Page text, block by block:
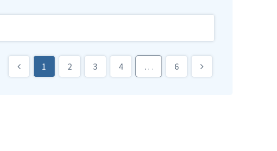
1 2 3 4 … 6